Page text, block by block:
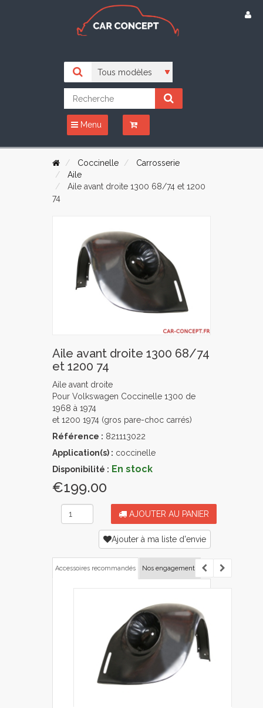
Menu
Coccinelle
Carrosserie
Aile
Aile avant droite 1300 68/74 et 1200
74
Aile avant droite 1300 68/74
et 1200 74
Aile avant droite
Pour Volkswagen Coccinelle 1300 de
1968 à 1974
et 1200 1974 (gros pare-choc carrés)
Référence : 821113022
Application(s) : coccinelle
Disponibilité : En stock
€199.00
AJOUTER AU PANIER
Ajouter à ma liste d'envie
Accessoires recommandés Nos engagements